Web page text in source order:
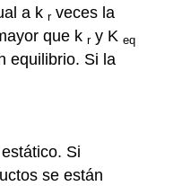
a k rveces la
que k ry K eq
equilibrio. Si la
Si
se están